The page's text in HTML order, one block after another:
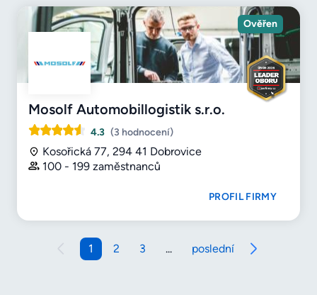
Ověřen
Mosolf Automobillogistik s.r.o.
4.3 (3 hodnocení)
Kosořická 77, 294 41 Dobrovice
100 - 199 zaměstnanců
PROFIL FIRMY
1 2 3 ... poslední